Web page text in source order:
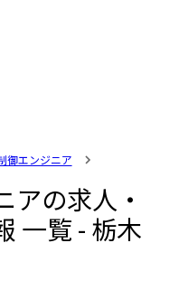
御エンジニア
アの求人・
一覧 - 栃木